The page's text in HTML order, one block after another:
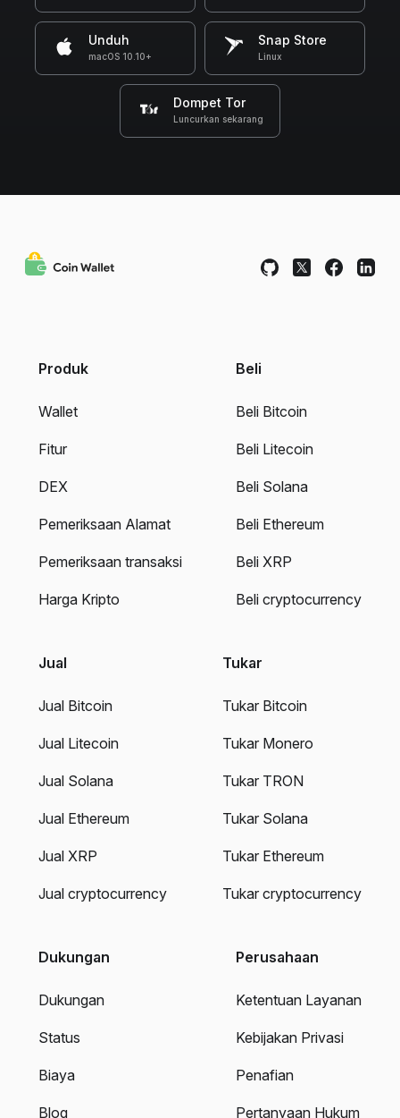
Unduh
macOS 10.10+
Snap Store
Linux
Dompet Tor
Luncurkan sekarang
Produk
Wallet
Fitur
DEX
Pemeriksaan Alamat
Pemeriksaan transaksi
Harga Kripto
Beli
Beli Bitcoin
Beli Litecoin
Beli Solana
Beli Ethereum
Beli XRP
Beli cryptocurrency
Jual
Jual Bitcoin
Jual Litecoin
Jual Solana
Jual Ethereum
Jual XRP
Jual cryptocurrency
Tukar
Tukar Bitcoin
Tukar Monero
Tukar TRON
Tukar Solana
Tukar Ethereum
Tukar cryptocurrency
Dukungan
Dukungan
Status
Biaya
Blog
Perusahaan
Ketentuan Layanan
Kebijakan Privasi
Penafian
Pertanyaan Hukum